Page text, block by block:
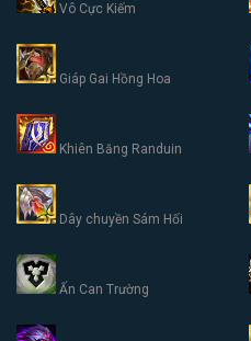
Vô Cực Kiếm
Giáp Gai Hồng Hoa
Khiên Băng Randuin
Dây chuyền Sám Hối
Ấn Can Trường